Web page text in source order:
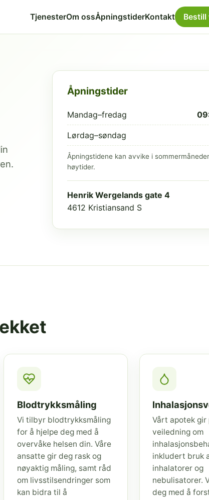
TjenesterOm ossÅpningstiderKontakt Bestill
Åpningstider
Mandag–fredag
Lørdag–søndag
Åpningstidene kan avvike i
høytider.
Henrik Wergelands gate 4
4612 Kristiansand S
Blodtrykksmåling
Vi tilbyr blodtrykksmåling
for å hjelpe deg med å
overvåke helsen din. Våre
ansatte gir deg rask og
nøyaktig måling, samt råd
om livsstilsendringer som
kan bidra til å
Vårt apotek gir
veiledning om
inkludert bruk
inhalatorer og
nebulisatorer.
deg med å